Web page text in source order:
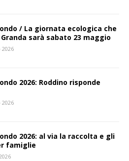
/ La giornata ecologica che
sarà sabato 23 maggio
2026
2026: Roddino risponde
2026
2026: al via la raccolta e gli
famiglie